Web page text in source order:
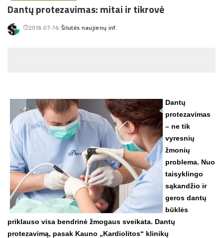
Dantų protezavimas: mitai ir tikrovė
2018-07-16Posted
Šilutės naujienų inf.
Dantų
protezavimas
– ne tik
vyresnių
žmonių
problema. Nuo
taisyklingo
sąkandžio ir
geros dantų
būklės
priklauso visa bendrinė žmogaus sveikata. Dantų
protezavimą, pasak Kauno „Kardiolitos“ klinikų